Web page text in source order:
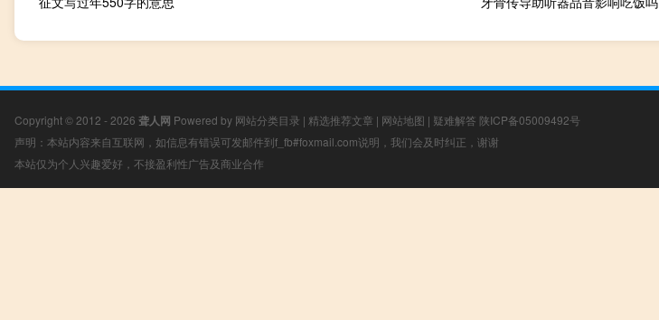
Copyright © 2012 - 2026 聋人网 Powered by 网站分类目录 | 精选推荐文章 | 网站地图 | 疑难解答 陕ICP备05009492号
声明：本站内容来自互联网，如信息有错误可发邮件到f_fb#foxmail.com说明，我们会及时纠正，谢谢
本站仅为个人兴趣爱好，不接盈利性广告及商业合作